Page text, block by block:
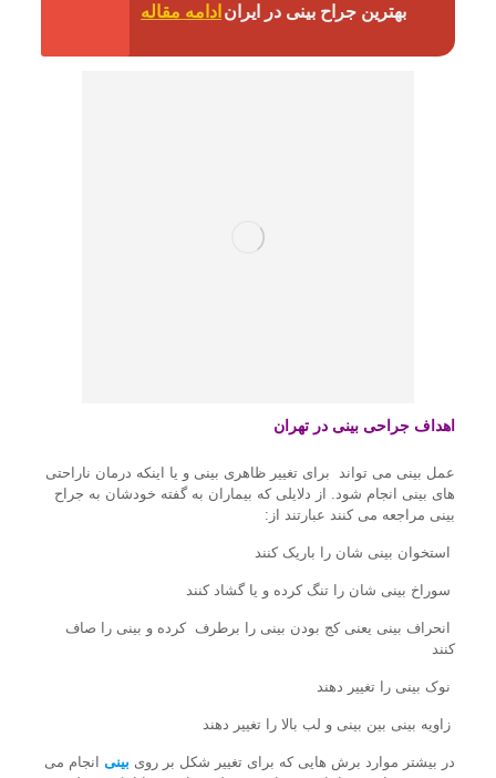
ادامه مقاله بهترین جراح بینی در ایران
اهداف جراحی بینی در تهران
عمل بینی می تواند برای تغییر ظاهری بینی و یا اینکه درمان ناراحتی
های بینی انجام شود. از دلایلی که بیماران به گفته خودشان به جراح
بینی مراجعه می کنند عبارتند از:
استخوان بینی شان را باریک کنند
سوراخ بینی شان را تنگ کرده و یا گشاد کنند
انحراف بینی یعنی کج بودن بینی را برطرف کرده و بینی را صاف
کنند
نوک بینی را تغییر دهند
زاویه بینی بین بینی و لب بالا را تغییر دهند
در بیشتر موارد برش هایی که برای تغییر شکل بر روی بینیانجام می